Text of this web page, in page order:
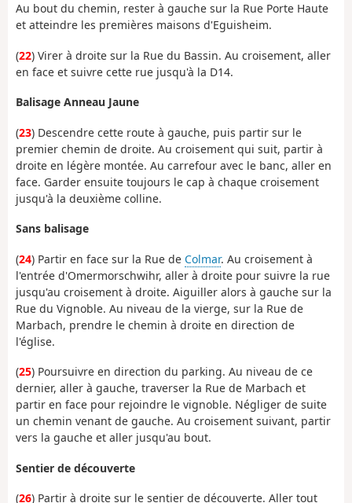
Au bout du chemin, rester à gauche sur la Rue Porte Haute
et atteindre les premières maisons d'Eguisheim.
(22) Virer à droite sur la Rue du Bassin. Au croisement, aller
en face et suivre cette rue jusqu'à la D14.
Balisage Anneau Jaune
(23) Descendre cette route à gauche, puis partir sur le
premier chemin de droite. Au croisement qui suit, partir à
droite en légère montée. Au carrefour avec le banc, aller en
face. Garder ensuite toujours le cap à chaque croisement
jusqu'à la deuxième colline.
Sans balisage
(24) Partir en face sur la Rue de Colmar. Au croisement à
l'entrée d'Omermorschwihr, aller à droite pour suivre la rue
jusqu'au croisement à droite. Aiguiller alors à gauche sur la
Rue du Vignoble. Au niveau de la vierge, sur la Rue de
Marbach, prendre le chemin à droite en direction de
l'église.
(25) Poursuivre en direction du parking. Au niveau de ce
dernier, aller à gauche, traverser la Rue de Marbach et
partir en face pour rejoindre le vignoble. Négliger de suite
un chemin venant de gauche. Au croisement suivant, partir
vers la gauche et aller jusqu'au bout.
Sentier de découverte
(26) Partir à droite sur le sentier de découverte. Aller tout